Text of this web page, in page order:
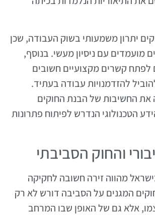
יתרון משמעותי בשוק העבודה, שכן
מועמדים עם ניסיון מעשי. בנוסף,
לפתח קשרים מקצועיים חשובים
להזדמנויות עבודה בעתיד.
את החשיבות של הבנת החוקים
הטכנולוגי הנדרש לפיתוח פתרונות
והחוק הסביבתי
מהווה זירה חשובה לחקיקה
המגנים על הסביבה דורש לא רק
אלא גם של האופן שבו המרחב